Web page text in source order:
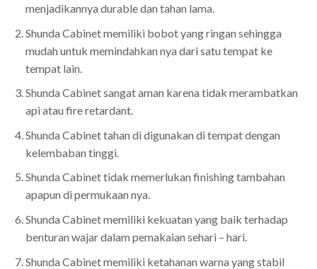
menjadikannya durable dan tahan lama.
Shunda Cabinet memiliki bobot yang ringan sehingga
mudah untuk memindahkan nya dari satu tempat ke
tempat lain.
Shunda Cabinet sangat aman karena tidak merambatkan
api atau fire retardant.
Shunda Cabinet tahan di digunakan di tempat dengan
kelembaban tinggi.
Shunda Cabinet tidak memerlukan finishing tambahan
apapun di permukaan nya.
Shunda Cabinet memiliki kekuatan yang baik terhadap
benturan wajar dalam pemakaian sehari – hari.
Shunda Cabinet memiliki ketahanan warna yang stabil